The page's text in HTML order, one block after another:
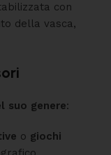
con
della vasca,
suo genere:
o giochi